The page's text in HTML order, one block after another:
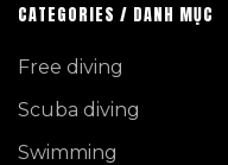
CATEGORIES / DANH MỤC
Free diving
Scuba diving
Swimming